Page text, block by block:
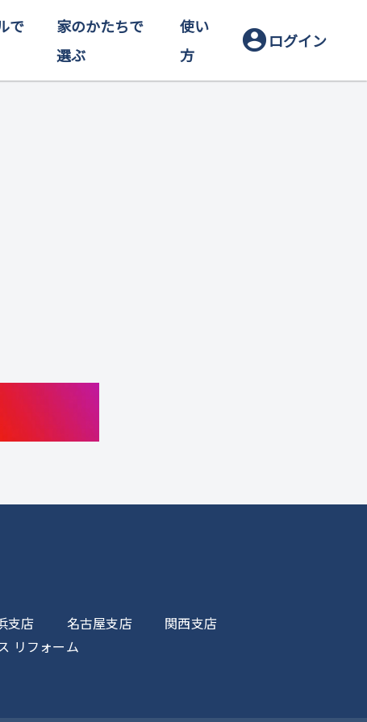
で
家のかたちで
選ぶ
使い
方
account_circleログイン
支店 名古屋支店
関西支店
リフォーム